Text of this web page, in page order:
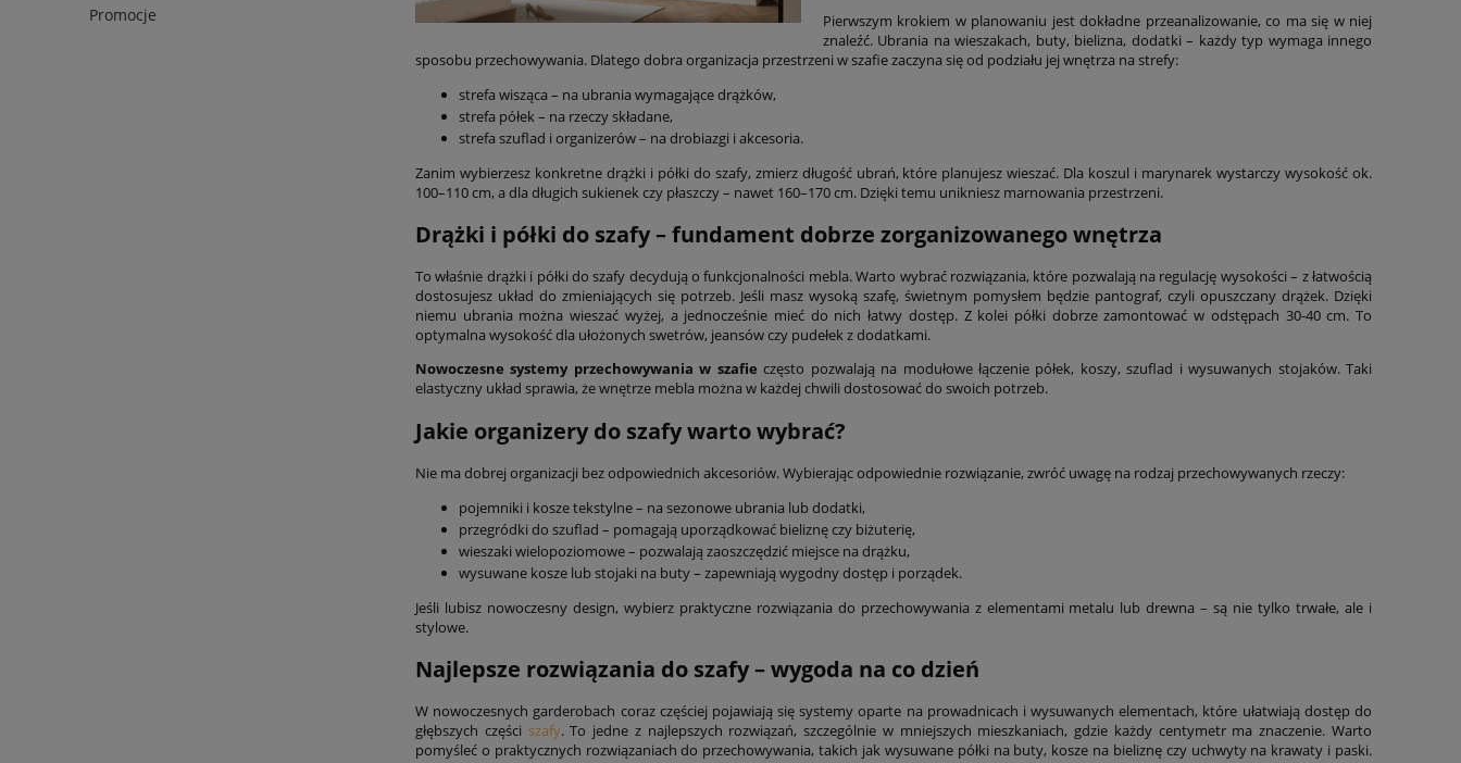
Promocje
Pierwszym krokiem w planowaniu jest dokładne przeanalizowanie, co ma się w niej
znaleźć. Ubrania na wieszakach, buty, bielizna, dodatki – każdy typ wymaga innego
sposobu przechowywania. Dlatego dobra organizacja przestrzeni w szafie zaczyna się od podziału jej wnętrza na strefy:
strefa wisząca – na ubrania wymagające drążków,
strefa półek – na rzeczy składane,
strefa szuflad i organizerów – na drobiazgi i akcesoria.
Zanim wybierzesz konkretne drążki i półki do szafy, zmierz długość ubrań, które planujesz wieszać. Dla koszul i marynarek wystarczy wysokość ok.
100–110 cm, a dla długich sukienek czy płaszczy – nawet 160–170 cm. Dzięki temu unikniesz marnowania przestrzeni.
Drążki i półki do szafy – fundament dobrze zorganizowanego wnętrza
To właśnie drążki i półki do szafy decydują o funkcjonalności mebla. Warto wybrać rozwiązania, które pozwalają na regulację wysokości – z łatwością
dostosujesz układ do zmieniających się potrzeb. Jeśli masz wysoką szafę, świetnym pomysłem będzie pantograf, czyli opuszczany drążek. Dzięki
niemu ubrania można wieszać wyżej, a jednocześnie mieć do nich łatwy dostęp. Z kolei półki dobrze zamontować w odstępach 30-40 cm. To
optymalna wysokość dla ułożonych swetrów, jeansów czy pudełek z dodatkami.
Nowoczesne systemy przechowywania w szafie często pozwalają na modułowe łączenie półek, koszy, szuflad i wysuwanych stojaków. Taki
elastyczny układ sprawia, że wnętrze mebla można w każdej chwili dostosować do swoich potrzeb.
Jakie organizery do szafy warto wybrać?
Nie ma dobrej organizacji bez odpowiednich akcesoriów. Wybierając odpowiednie rozwiązanie, zwróć uwagę na rodzaj przechowywanych rzeczy:
pojemniki i kosze tekstylne – na sezonowe ubrania lub dodatki,
przegródki do szuflad – pomagają uporządkować bieliznę czy biżuterię,
wieszaki wielopoziomowe – pozwalają zaoszczędzić miejsce na drążku,
wysuwane kosze lub stojaki na buty – zapewniają wygodny dostęp i porządek.
Jeśli lubisz nowoczesny design, wybierz praktyczne rozwiązania do przechowywania z elementami metalu lub drewna – są nie tylko trwałe, ale i
stylowe.
Najlepsze rozwiązania do szafy – wygoda na co dzień
W nowoczesnych garderobach coraz częściej pojawiają się systemy oparte na prowadnicach i wysuwanych elementach, które ułatwiają dostęp do
głębszych części szafy. To jedne z najlepszych rozwiązań, szczególnie w mniejszych mieszkaniach, gdzie każdy centymetr ma znaczenie. Warto
pomyśleć o praktycznych rozwiązaniach do przechowywania, takich jak wysuwane półki na buty, kosze na bieliznę czy uchwyty na krawaty i paski.